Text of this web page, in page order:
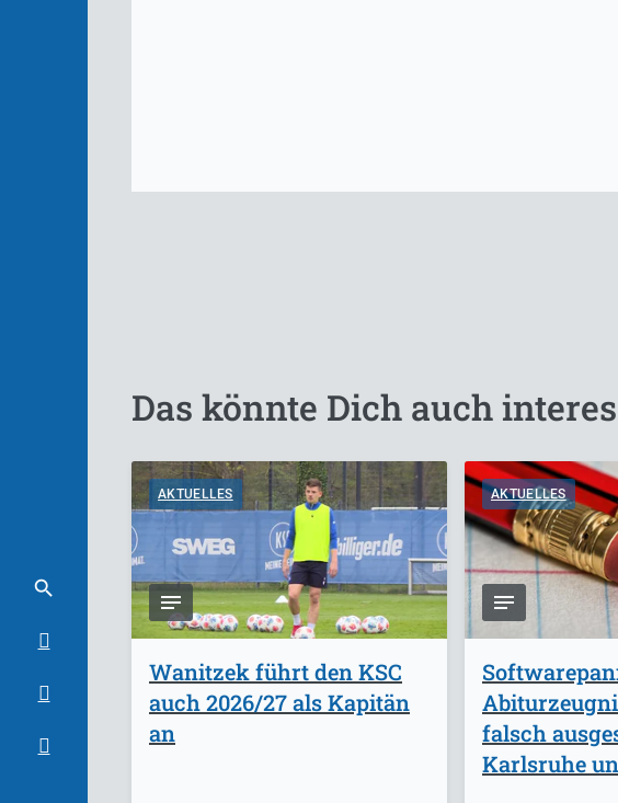
Das könnte Dich auch
AKTUELLES
Wanitzek führt den KSC
auch 2026/27 als Kapitän
an
AKTUELLES
falsch
Karlsruhe